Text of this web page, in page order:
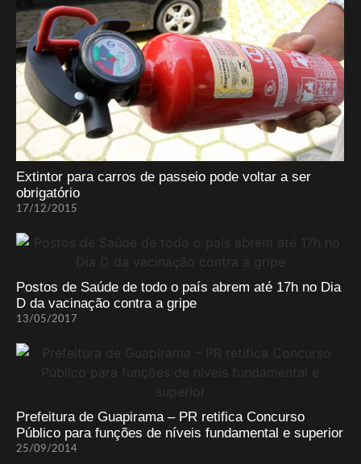
Extintor para carros de passeio pode voltar a ser
obrigatório
17/12/2015
Postos de Saúde de todo o país abrem até 17h no Dia
D da vacinação contra a gripe
13/05/2017
Prefeitura de Guapirama – PR retifica Concurso
Público para funções de níveis fundamental e superior
25/09/2014